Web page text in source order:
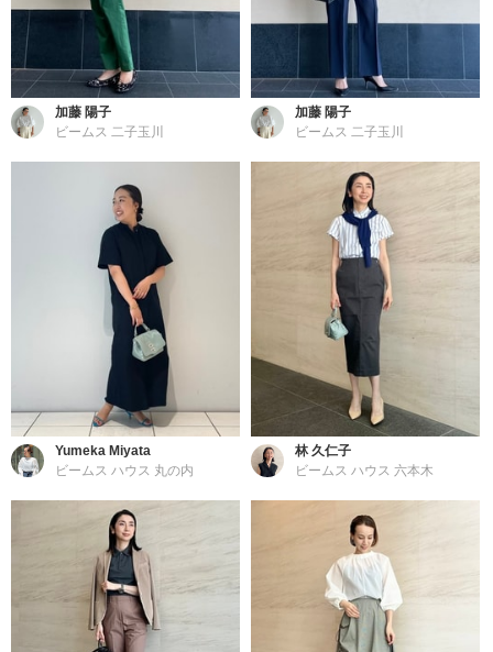
加藤 陽子
ビームス 二子玉川
加藤 陽子
ビームス 二子玉川
Yumeka Miyata
ビームス ハウス 丸の内
林 久仁子
ビームス ハウス 六本木